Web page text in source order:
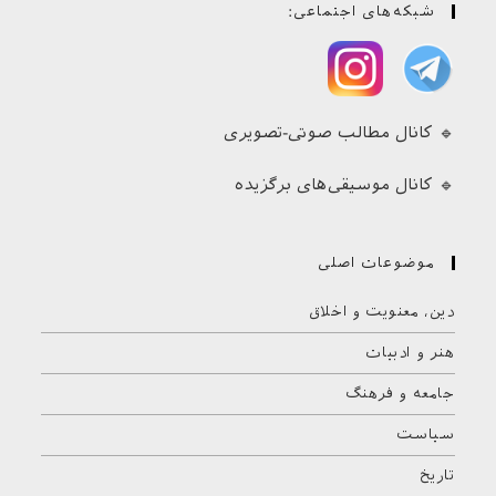
شبکه‌های اجتماعی:
🔹 کانال مطالب صوتی-تصویری
🔹 کانال موسیقی‌های برگزیده
موضوعات اصلی
دین، معنویت و اخلاق
هنر و ادبیات
جامعه و فرهنگ
سیاست
تاریخ